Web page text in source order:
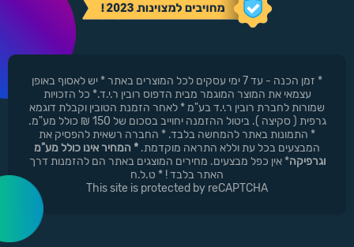
* זמן הכנה - עד 7 ימי עסקים לכל המוצרים באתר * יש לאסוף באופן
עצמאי את המוצר המוגמר מבית הדפוס רובין ר.י.ד.* כל הזכויות
שמורות לחברת רובין ר.י.ד בע"מ * לאחר הזמנת הטובין וקבלת דוגמא
גרפית ( סקיצה ). ביטול ההזמנה יחוייב בסכום של 150 ₪ כולל מע"מ.
* התמונות באתר להמחשה בלבד. * החברה רשאית להפסיק את
המבצעים בכל עת וללא התראה מוקדמת. * המחיר אינו כולל מע"מ
וגרפיקה* אין כפל מבצעים. מחירים המוצגים באתר הם להזמנות דרך
האתר בלבד ! * ט.ל.ח
This site is protected by reCAPTCHA